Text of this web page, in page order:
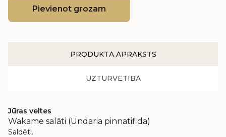
Pievienot grozam
PRODUKTA APRAKSTS
UZTURVĒTĪBA
Jūras veltes
Wakame salāti (Undaria pinnatifida)
Saldēti.